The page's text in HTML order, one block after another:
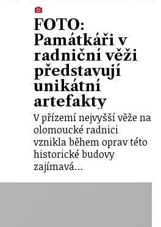
FOTO:
Památkáři v
radniční věži
představují
unikátní
artefakty
V přízemí nejvyšší věže na
olomoucké radnici
vznikla během oprav této
historické budovy
zajímavá…